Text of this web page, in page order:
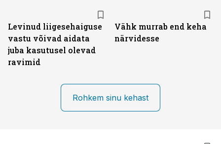
Levinud liigesehaiguse
vastu võivad aidata
juba kasutusel olevad
ravimid
Vähk murrab end keha
närvidesse
Rohkem sinu kehast